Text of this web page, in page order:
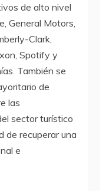
de alto nivel
General Motors,
Clark,
Spotify y
También se
de
las
sector turístico
de recuperar una
e